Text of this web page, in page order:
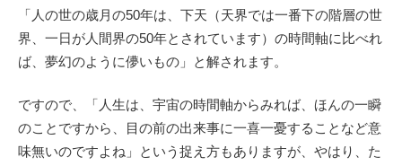
「人の世の歳月の50年は、下天（天界では一番下の階層の世
界、一日が人間界の50年とされています）の時間軸に比べれ
ば、夢幻のように儚いもの」と解されます。
ですので、「人生は、宇宙の時間軸からみれば、ほんの一瞬
のことですから、目の前の出来事に一喜一憂することなど意
味無いのですよね」という捉え方もありますが、やはり、た